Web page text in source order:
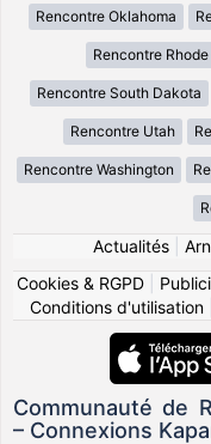
Rencontre Oklahoma
Rencontre
Rencontre South Dakota
Rencontre Utah
Rencontre Washington
Actualités|
Cookies & RGPD
Conditions d'utilisation|
Communauté de
– Connexions